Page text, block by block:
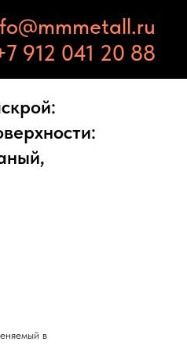
912 041 20 88
в